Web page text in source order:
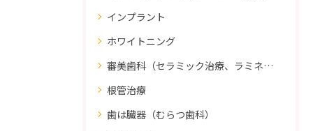
インプラント
ホワイトニング
審美歯科（セラミック治療、ラミネートべニア、ダイレクトボンディング）
根管治療
歯は臓器（むらつ歯科）